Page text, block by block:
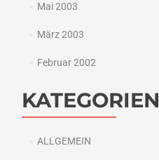
Mai 2003
März 2003
Februar 2002
KATEGORIEN
ALLGEMEIN